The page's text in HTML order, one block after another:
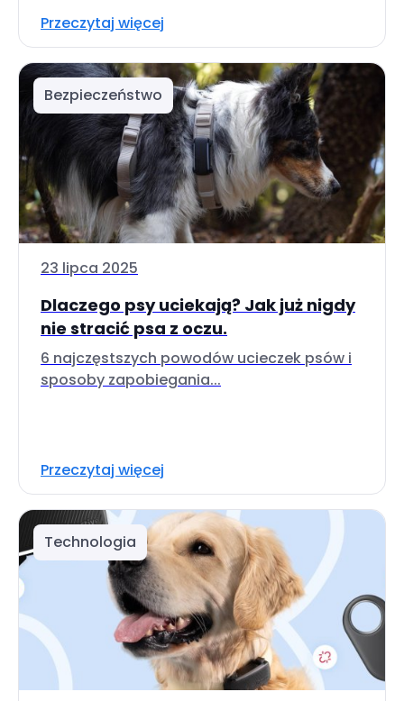
Przeczytaj więcej
Bezpieczeństwo
23 lipca 2025
Dlaczego psy uciekają? Jak już nigdy
nie stracić psa z oczu.
6 najczęstszych powodów ucieczek psów i
sposoby zapobiegania...
Przeczytaj więcej
Technologia